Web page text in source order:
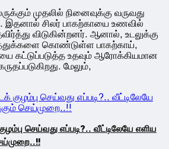
முதலில் நினைவுக்கு வருவது
இதனால் சிலர் பாகற்காயை உணவில்
விடுகின்றனர். ஆனால், உடலுக்கு
கொண்டுள்ள பாகற்காய்,
கட்டுப்படுத்த உதவும் ஆரோக்கியமான
மேலும்,
செய்வது எப்படி?.. வீட்டிலேயே எளிய